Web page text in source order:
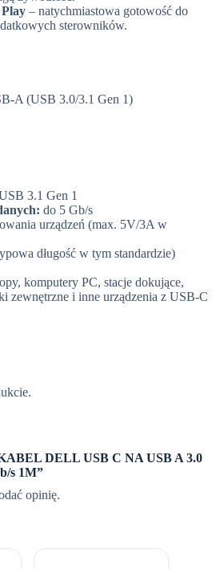
– natychmiastowa gotowość do
sterowników.
A (USB 3.0/3.1 Gen 1)
3.1 Gen 1
do 5 Gb/s
urządzeń (max. 5V/3A w
długość w tym standardzie)
komputery PC, stacje dokujące,
zewnętrzne i inne urządzenia z USB-C
DELL USB C NA USB A 3.0
s 1M”
opinię.